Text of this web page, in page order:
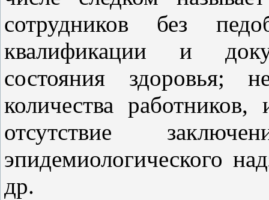
сотрудников без
квалификации и
состояния здоровья;
количества
отсутствие
эпидемиологического
др.